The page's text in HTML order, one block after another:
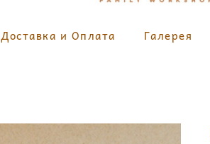
Доставка и Оплата Галерея